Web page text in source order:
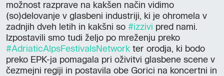
možnost razprave na kakšen način vidimo
(so)delovanje v glasbeni industriji, ki je ohromela v
zadnjih dveh letih in kakšni so #izzivi pred nami.
Izpostavili smo tudi željo po mreženju preko
#AdriaticAlpsFestivalsNetwork ter orodja, ki bodo
preko EPK-ja pomagala pri oživitvi glasbene scene v
čezmejni regiji in postavila obe Gorici na koncertni in